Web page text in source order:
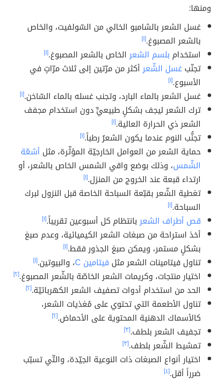
ومنها:
غسل الشعر بالشامبو الخالي من السّولفيت، والخاص
بالشعر المصبوغ.[١]
استخدام بلسم الشعرالخاص بالشعر المصبوغ.[١]
تجنّبغسل الشّعرأكثر من مرّتين إلى ثلاث مرّاتٍ في
الأسبوع.[١]
غسل الشعر بالماء البارد، وتجنب غسله بالماء السّاخن.[١]
ترك الشعر ليجف بشكلٍ طبيعيٍّ دون استخدام مجفف
الشعر ذي الحرارة العالية.[١]
تجنُّب النوم عندما يكون الشعرُ رطباً.[١]
حماية الشعر من العوامل الخارجيّة المؤثّرة، مثل أشعّة
الشّمس، وذلك بوضع واقي الشمس الخاص بالشعر، أو
ارتداء قبعة عند الخروج من المنزل.[١]
تغطية الشّعر بقبّعة السباحة الخاصة قبل النزول لبرك
السباحة.[١]
قص أطراف الشعربانتظام كل أسبوعين تقريباً.[١]
أخذ استراحة من صبغات الشعر الكيميائية، وعدم صبغ
بشكلٍ مستمر، ويمكن صبغ الجذور فقط.[١]
تناول فيتامينات الشعر مثل فيتامين C ، والبيوتين.[١]
اختيار منتجات، وكريمات الشعر الخاصّة بالشّعر المصبوغ.[٢]
الحد من استخدام أدوات تصفيف الشعر الكهربائيّة.[٢]
تناول الأطعمة التي تحتوي على مُغذيات الشعر،
كالأسماك الدهنية المحتوية على الأحماض.[٢]
تجفيف الشعر بلطف.[٣]
تمشيط الشّعر بلطف.[٣]
اختيار أنواع الصبغات ذات النوعية الجيّدة، والتّي تسبّب
ضرراً أقل.[٤]